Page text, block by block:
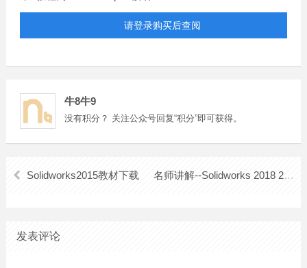
请登录购买后查阅
牛8牛9
没有积分？ 关注公众号回复“积分”即可获得。
Solidworks2015教材下载 名师讲解--Solidworks 2018 2020 从入门到精通视频教程
发表评论